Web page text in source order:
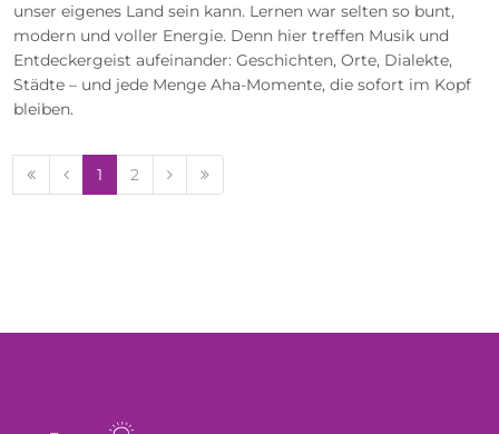
unser eigenes Land sein kann. Lernen war selten so bunt,
modern und voller Energie. Denn hier treffen Musik und
Entdeckergeist aufeinander: Geschichten, Orte, Dialekte,
Städte – und jede Menge Aha-Momente, die sofort im Kopf
bleiben.
1 2